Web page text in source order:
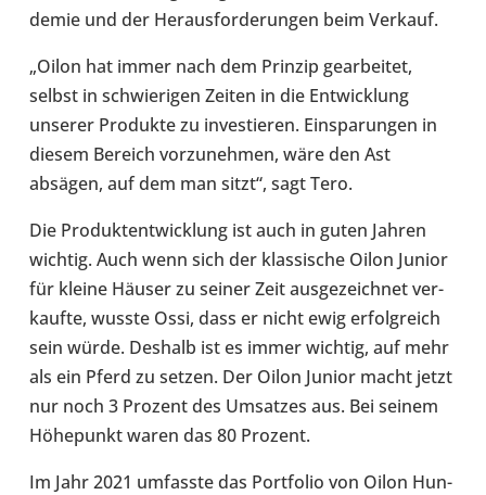
de­mie und der Her­aus­for­de­run­gen beim Verkauf.
„Oilon hat immer nach dem Prinzip gear­bei­tet,
selbst in schwie­ri­gen Zeiten in die Ent­wick­lung
unserer Pro­dukte zu inves­tie­ren. Ein­spa­run­gen in
diesem Bereich vor­zu­neh­men, wäre den Ast
absägen, auf dem man sitzt“, sagt Tero.
Die Pro­dukt­ent­wick­lung ist auch in guten Jahren
wichtig. Auch wenn sich der klas­si­sche Oilon Junior
für kleine Häuser zu seiner Zeit aus­ge­zeich­net ver­
kaufte, wusste Ossi, dass er nicht ewig erfolg­reich
sein würde. Deshalb ist es immer wichtig, auf mehr
als ein Pferd zu setzen. Der Oilon Junior macht jetzt
nur noch 3 Prozent des Umsat­zes aus. Bei seinem
Höhe­punkt waren das 80 Prozent.
Im Jahr 2021 umfasste das Port­fo­lio von Oilon Hun­